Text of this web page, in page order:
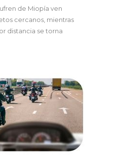
de Miopía ven
cercanos, mientras
distancia se torna